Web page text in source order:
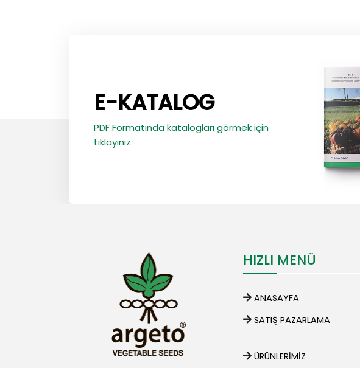
E-KATALOG
PDF Formatında katalogları görmek için
tıklayınız.
HIZLI MENÜ
ANASAYFA
SATIŞ PAZARLAMA
ÜRÜNLERIMIZ